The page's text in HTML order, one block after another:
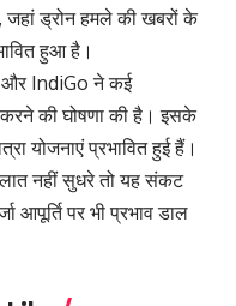
जहां ड्रोन हमले की खबरों के
हुआ है।
और IndiGo ने कई
करने की घोषणा की है। इसके
योजनाएं प्रभावित हुई हैं।
नहीं सुधरे तो यह संकट
आपूर्ति पर भी प्रभाव डाल